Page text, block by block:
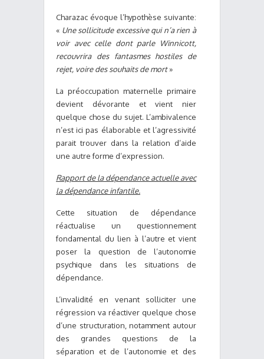
Charazac évoque l’hypothèse suivante:
« Une sollicitude excessive qui n’a rien à
voir avec celle dont parle Winnicott,
recouvrira des fantasmes hostiles de
rejet, voire des souhaits de mort»
La préoccupation maternelle primaire
devient dévorante et vient nier
quelque chose du sujet. L’ambivalence
n’est ici pas élaborable et l’agressivité
parait trouver dans la relation d’aide
une autre forme d’expression.
Rapport de la dépendance actuelle avec
la dépendance infantile.
Cette situation de dépendance
réactualise un questionnement
fondamental du lien à l’autre et vient
poser la question de l’autonomie
psychique dans les situations de
dépendance.
L’invalidité en venant solliciter une
régression va réactiver quelque chose
d’une structuration, notamment autour
des grandes questions de la
séparation et de l’autonomie et des